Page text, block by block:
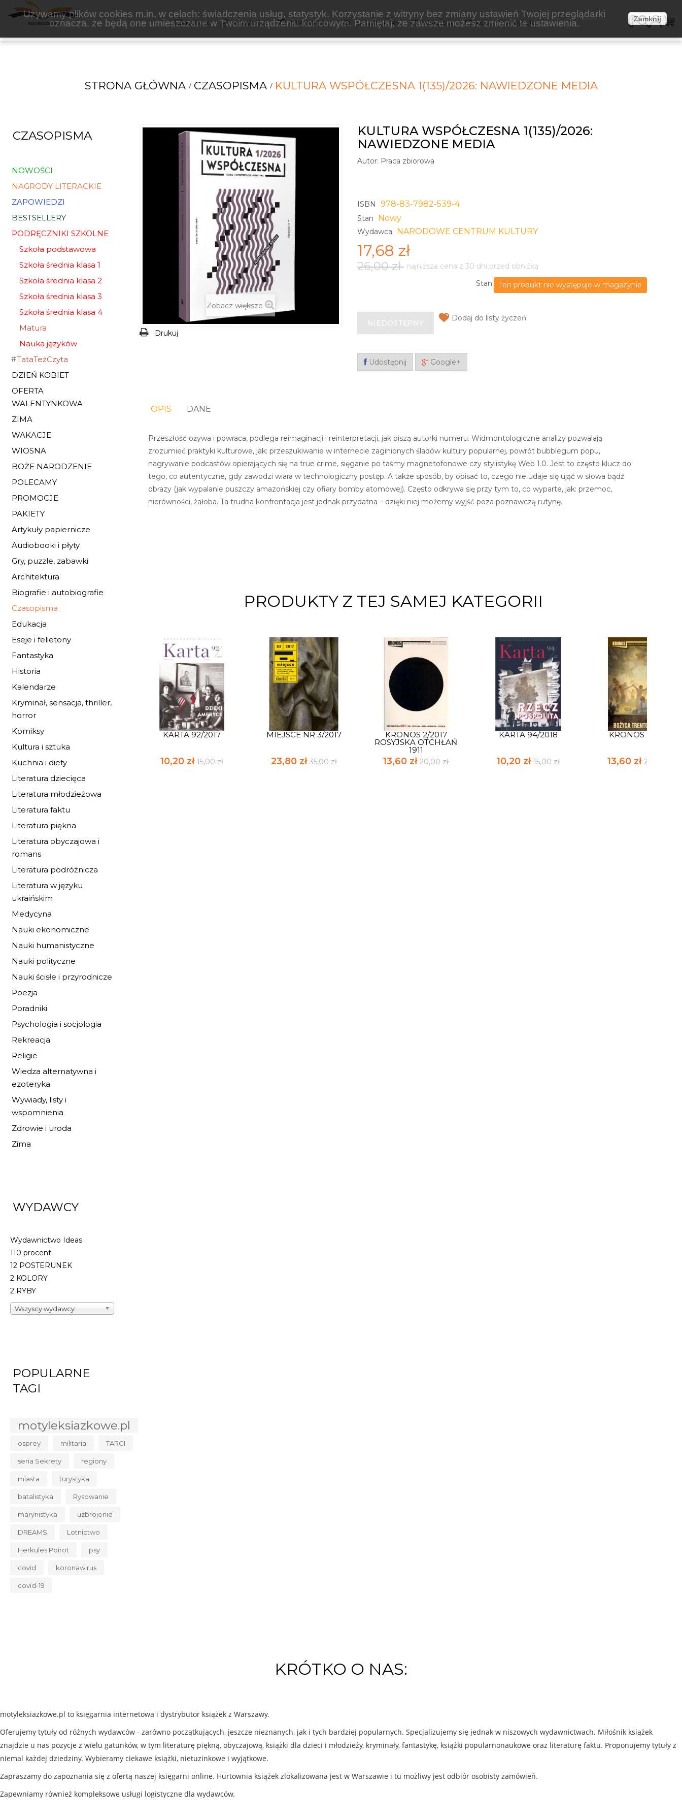
NARODOWE CENTRUM KULTURY
Używamy plików cookies m.in. w celach: świadczenia usług, statystyk. Korzystanie z witryny bez zmiany ustawień Twojej przeglądarki
oznacza, że będą one umieszczane w Twoim urządzeniu końcowym. Pamiętaj, że zawsze możesz zmienić te ustawienia.
Zamknij
KSIĄŻKI NOWOŚCI ZAPOWIEDZI BESTSELLERY WAKACJE KOSZTY WYSYŁKI
STRONA GŁÓWNA CZASOPISMA KULTURA WSPÓŁCZESNA 1(135)/2026: NAWIEDZONE MEDIA
CZASOPISMA
NOWOŚCI
NAGRODY LITERACKIE
ZAPOWIEDZI
BESTSELLERY
PODRĘCZNIKI SZKOLNE
Szkoła podstawowa
Szkoła średnia klasa 1
Szkoła średnia klasa 2
Szkoła średnia klasa 3
Szkoła średnia klasa 4
Matura
Nauka języków
TataTeżCzyta
DZIEŃ KOBIET
OFERTA
WALENTYNKOWA
ZIMA
WAKACJE
WIOSNA
BOŻE NARODZENIE
POLECAMY
PROMOCJE
PAKIETY
Artykuły papiernicze
Audiobooki i płyty
Gry, puzzle, zabawki
Architektura
Biografie i autobiografie
Czasopisma
Edukacja
Eseje i felietony
Fantastyka
Historia
Kalendarze
Kryminał, sensacja, thriller,
horror
Komiksy
Kultura i sztuka
Kuchnia i diety
Literatura dziecięca
Literatura młodzieżowa
Literatura faktu
Literatura piękna
Literatura obyczajowa i
romans
Literatura podróżnicza
Literatura w języku
ukraińskim
Medycyna
Nauki ekonomiczne
Nauki humanistyczne
Nauki polityczne
Nauki ścisłe i przyrodnicze
Poezja
Poradniki
Psychologia i socjologia
Rekreacja
Religie
Wiedza alternatywna i
ezoteryka
Wywiady, listy i
wspomnienia
Zdrowie i uroda
Zima
WYDAWCY
Wydawnictwo Ideas
110 procent
12 POSTERUNEK
2 KOLORY
2 RYBY
Wszyscy wydawcy
POPULARNE
TAGI
motyleksiazkowe.pl
osprey militaria TARGI
seria Sekrety regiony
miasta turystyka
batalistyka Rysowanie
marynistyka uzbrojenie
DREAMS Lotnictwo
Herkules Poirot psy
covid koronawirus
covid-19
Zobacz większe
Drukuj
KULTURA WSPÓŁCZESNA 1(135)/2026:
NAWIEDZONE MEDIA
Autor: Praca zbiorowa
ISBN 978-83-7982-539-4
Stan Nowy
Wydawca NARODOWE CENTRUM KULTURY
17,68 zł
26,00 zł najniższa cena z 30 dni przed obniżką
Stan:
Ten produkt nie występuje w magazynie
NIEDOSTĘPNY
Dodaj do listy życzeń
Udostępnij Google+
OPIS DANE
Przeszłość ożywa i powraca, podlega reimaginacji i reinterpretacji, jak piszą autorki numeru. Widmontologiczne analizy pozwalają
zrozumieć praktyki kulturowe, jak: przeszukiwanie w internecie zaginionych śladów kultury popularnej, powrót bubblegum popu,
nagrywanie podcastów opierających się na true crime, sięganie po taśmy magnetofonowe czy stylistykę Web 1.0. Jest to często klucz do
tego, co autentyczne, gdy zawodzi wiara w technologiczny postęp. A także sposób, by opisać to, czego nie udaje się ująć w słowa bądź
obrazy (jak wypalanie puszczy amazońskiej czy ofiary bomby atomowej). Często odkrywa się przy tym to, co wyparte, jak: przemoc,
nierówności, żałoba. Ta trudna konfrontacja jest jednak przydatna – dzięki niej możemy wyjść poza poznawczą rutynę.
PRODUKTY Z TEJ SAMEJ KATEGORII
KARTA 92/2017
10,20 zł 15,00 zł
MIEJSCE NR 3/2017
23,80 zł 35,00 zł
KRONOS 2/2017
ROSYJSKA OTCHŁAŃ
1911
13,60 zł20,00 zł
KARTA 94/2018
10,20 zł 15,00 zł
KRONOS 4/2017
13,60 zł20,00 zł
KRÓTKO O NAS:
motyleksiazkowe.pl to księgarnia internetowa i dystrybutor książek z Warszawy.
Oferujemy tytuły od różnych wydawców - zarówno początkujących, jeszcze nieznanych, jak i tych bardziej popularnych. Specjalizujemy się jednak w niszowych wydawnictwach. Miłośnik książek
znajdzie u nas pozycje z wielu gatunków, w tym literaturę piękną, obyczajową, książki dla dzieci i młodzieży, kryminały, fantastykę, książki popularnonaukowe oraz literaturę faktu. Proponujemy tytuły z
niemal każdej dziedziny. Wybieramy ciekawe książki, nietuzinkowe i wyjątkowe.
Zapraszamy do zapoznania się z ofertą naszej księgarni online. Hurtownia książek zlokalizowana jest w Warszawie i tu możliwy jest odbiór osobisty zamówień.
Zapewniamy również kompleksowe usługi logistyczne dla wydawców.